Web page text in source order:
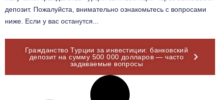
депозит. Пожалуйста, внимательно ознакомьтесь с вопросами
ниже. Если у вас останутся...
Гражданство Турции за инвестиции: банковский
депозит на сумму 500 000 долларов — часто
задаваемые вопросы